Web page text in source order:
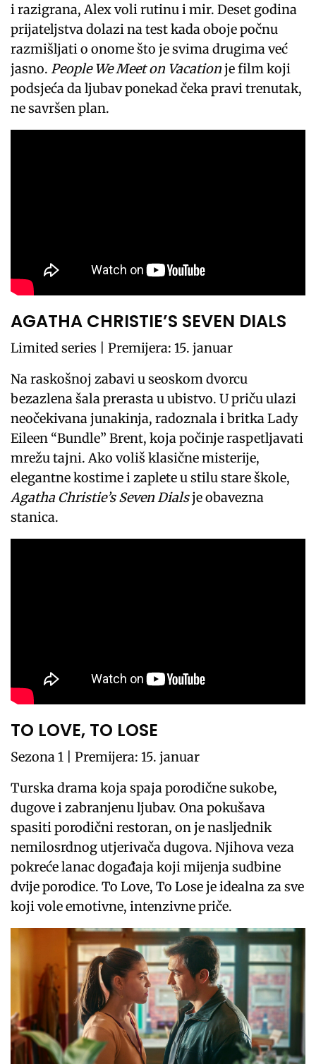
i razigrana, Alex voli rutinu i mir. Deset godina
prijateljstva dolazi na test kada oboje počnu
razmišljati o onome što je svima drugima već
jasno.People We Meet on Vacationje film koji
podsjeća da ljubav ponekad čeka pravi trenutak,
ne savršen plan.
AGATHA CHRISTIE’S SEVEN DIALS
Limited series | Premijera: 15. januar
Na raskošnoj zabavi u seoskom dvorcu
bezazlena šala prerasta u ubistvo. U priču ulazi
neočekivana junakinja, radoznala i britka Lady
Eileen “Bundle” Brent, koja počinje raspetljavati
mrežu tajni. Ako voliš klasične misterije,
elegantne kostime i zaplete u stilu stare škole,
Agatha Christie’s Seven Dialsje obavezna
stanica.
TO LOVE, TO LOSE
Sezona 1 | Premijera: 15. januar
Turska drama koja spaja porodične sukobe,
dugove i zabranjenu ljubav. Ona pokušava
spasiti porodični restoran, on je nasljednik
nemilosrdnog utjerivača dugova. Njihova veza
pokreće lanac događaja koji mijenja sudbine
dvije porodice. To Love, To Lose je idealna za sve
koji vole emotivne, intenzivne priče.